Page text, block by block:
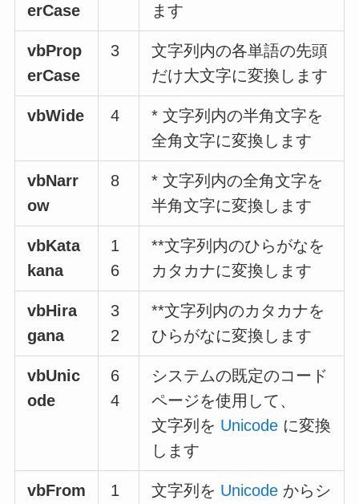
erCase ます
vbProp
erCase
3
文字列内の各単語の先頭
だけ大文字に変換します
vbWide 4
* 文字列内の半角文字を
全角文字に変換します
vbNarr
ow
8
* 文字列内の全角文字を
半角文字に変換します
vbKata
kana
1
6
**文字列内のひらがなを
カタカナに変換します
vbHira
gana
3
2
**文字列内のカタカナを
ひらがなに変換します
vbUnic
ode
6
4
システムの既定のコード
ページを使用して、
文字列を Unicodeに変換
します
vbFrom
1
文字列を Unicodeからシ